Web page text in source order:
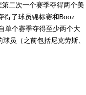
二次一个赛季夺得两个美
得了球员锦标赛和Booz
单个赛季夺得至少两个大
员（之前包括尼克劳斯、